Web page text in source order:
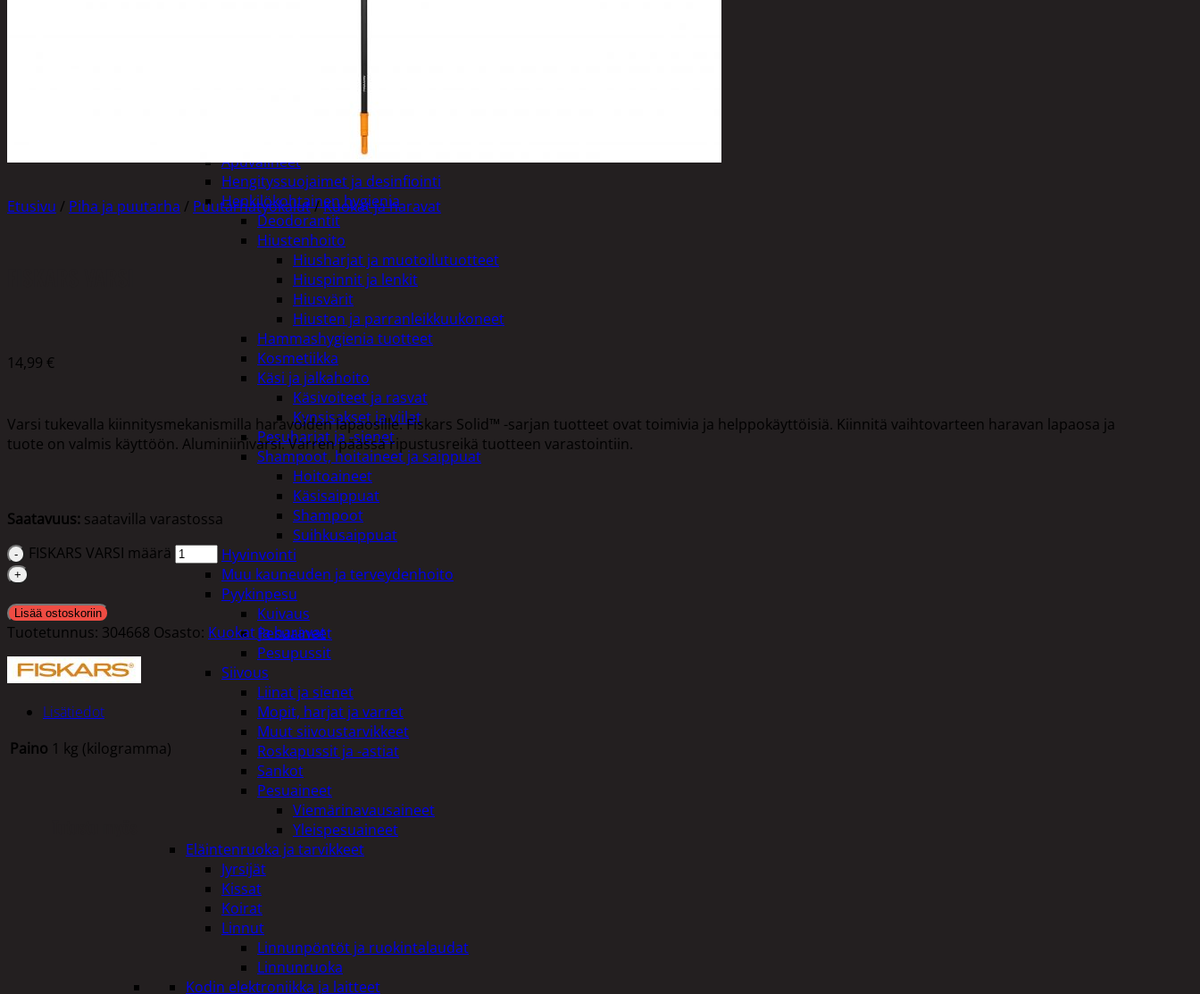
Apuvälineet
Hengityssuojaimet ja desinfiointi
Henkilökohtainen hygienia
Deodorantit
Hiustenhoito
Hiusharjat ja muotoilutuotteet
Hiuspinnit ja lenkit
Hiusvärit
Hiusten ja parranleikkuukoneet
Hammashygienia tuotteet
Kosmetiikka
Käsi ja jalkahoito
Käsivoiteet ja rasvat
Kynsisakset ja viilat
Pesuharjat ja -sienet
Shampoot, hoitaineet ja saippuat
Hoitoaineet
Käsisaippuat
Shampoot
Suihkusaippuat
Hyvinvointi
Muu kauneuden ja terveydenhoito
Pyykinpesu
Kuivaus
Pesuaineet
Pesupussit
Siivous
Liinat ja sienet
Mopit, harjat ja varret
Muut siivoustarvikkeet
Roskapussit ja -astiat
Sankot
Pesuaineet
Viemärinavausaineet
Yleispesuaineet
Eläintenruoka ja tarvikkeet
Jyrsijät
Kissat
Koirat
Linnut
Linnunpöntöt ja ruokintalaudat
Linnunruoka
Kodin elektroniikka ja laitteet
Etusivu / Piha ja puutarha / Puutarhatyökalut/Kuokat ja haravat
14,99 €
Varsi tukevalla kiinnitysmekanismilla haravoiden lapaosille. Fiskars Solid™ -sarjan tuotteet ovat toimivia ja helppokäyttöisiä. Kiinnitä vaihtovarteen haravan lapaosa ja
tuote on valmis käyttöön. Aluminiinivarsi. Varren päässä ripustusreikä tuotteen varastointiin.
Saatavuus: saatavilla varastossa
FISKARS VARSI määrä
Lisää ostoskoriin
Tuotetunnus: 304668 Osasto: Kuokat ja haravat
Lisätiedot
Paino 1 kg (kilogramma)